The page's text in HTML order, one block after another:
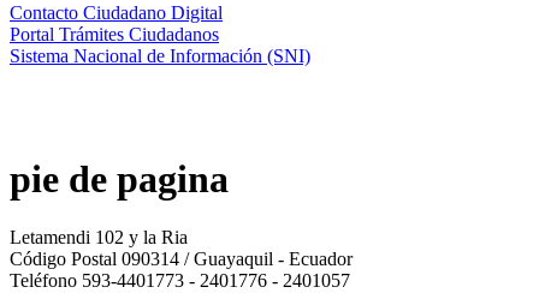
Contacto Ciudadano Digital
Portal Trámites Ciudadanos
Sistema Nacional de Información (SNI)
pie de pagina
Letamendi 102 y la Ria
Código Postal 090314 / Guayaquil - Ecuador
Teléfono 593-4401773 - 2401776 - 2401057